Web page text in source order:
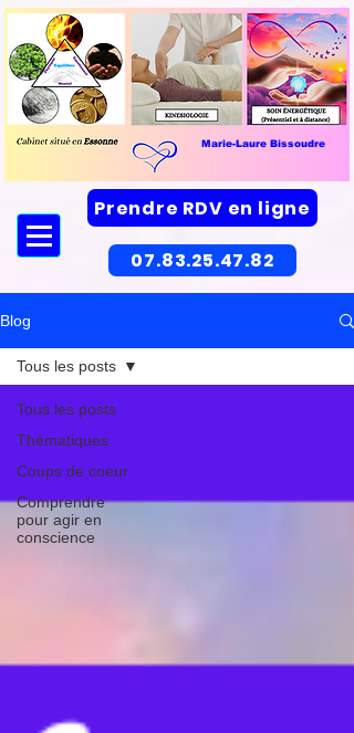
Marie-Laure Bissoudre
Prendre RDV en ligne
07.83.25.47.82
Blog
Tous les posts
Thématiques
Coups de coeur
Comprendre
pour agir en
conscience
Tous les posts